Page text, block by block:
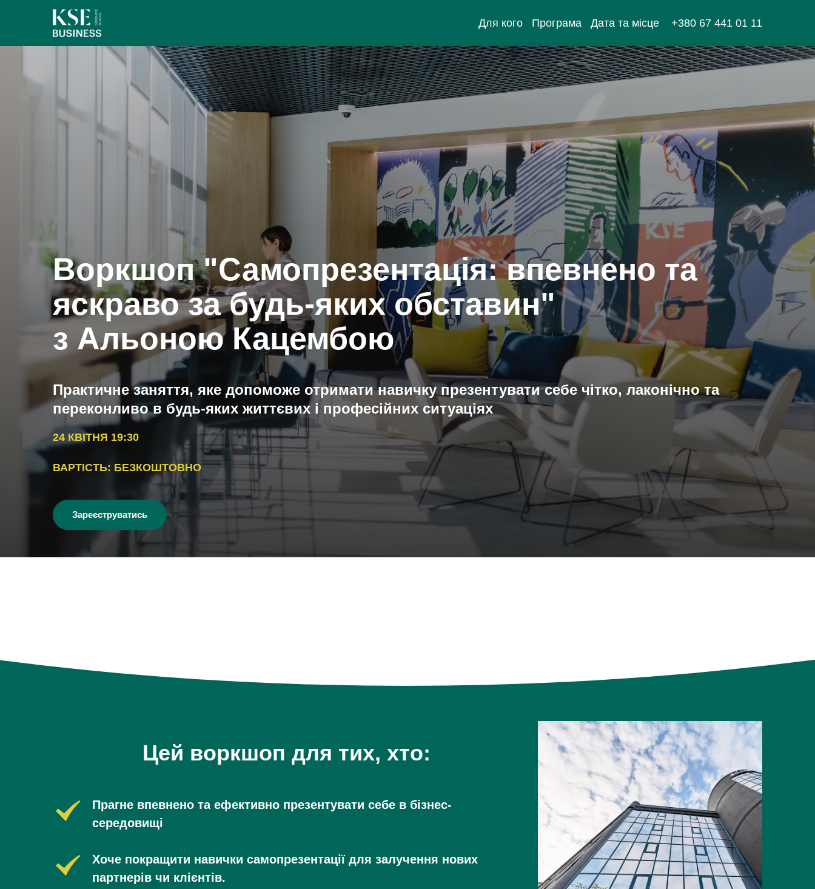
Для кого Програма Дата та місце +380 67 441 01 11
Воркшоп "Самопрезентація: впевнено та
яскраво за будь-яких обставин"
з Альоною Кацембою
Практичне заняття, яке допоможе отримати навичку презентувати себе чітко, лаконічно та
переконливо в будь-яких життєвих і професійних ситуаціях
24 КВІТНЯ 19:30
ВАРТІСТЬ: БЕЗКОШТОВНО
Зареєструватись
Цей воркшоп для тих, хто:
Прагне впевнено та ефективно презентувати себе в бізнес-
середовищі
Хоче покращити навички самопрезентації для залучення нових
партнерів чи клієнтів.